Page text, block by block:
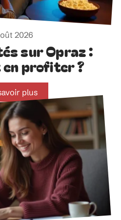
2026
sur Opraz :
en profiter ?
plus